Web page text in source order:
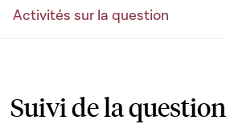
Activités sur la question
Suivi de la question